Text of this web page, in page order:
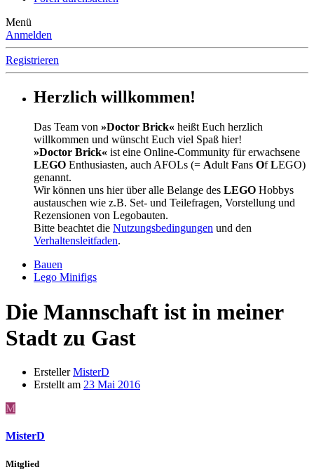
Menü
Anmelden
Registrieren
Herzlich willkommen!
Das Team von »Doctor Brick« heißt Euch herzlich
willkommen und wünscht Euch viel Spaß hier!
»Doctor Brick« ist eine Online-Community für erwachsene
LEGO Enthusiasten, auch AFOLs (= Adult Fans OfLEGO)
genannt.
Wir können uns hier über alle Belange des LEGO Hobbys
austauschen wie z.B. Set- und Teilefragen, Vorstellung und
Rezensionen von Legobauten.
Bitte beachtet die Nutzungsbedingungen und den
Verhaltensleitfaden.
Bauen
Lego Minifigs
Die Mannschaft ist in meiner
Stadt zu Gast
Ersteller MisterD
Erstellt am 23 Mai 2016
M
MisterD
Mitglied